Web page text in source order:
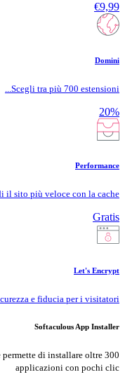
€9,99
Domini
Scegli tra più 700 estensioni...
20%
Performance
il sito più veloce con la cache.
Gratis
Let's Encrypt
e fiducia per i visitatori
Softaculous App Installer
di installare oltre 300
applicazioni con pochi clic